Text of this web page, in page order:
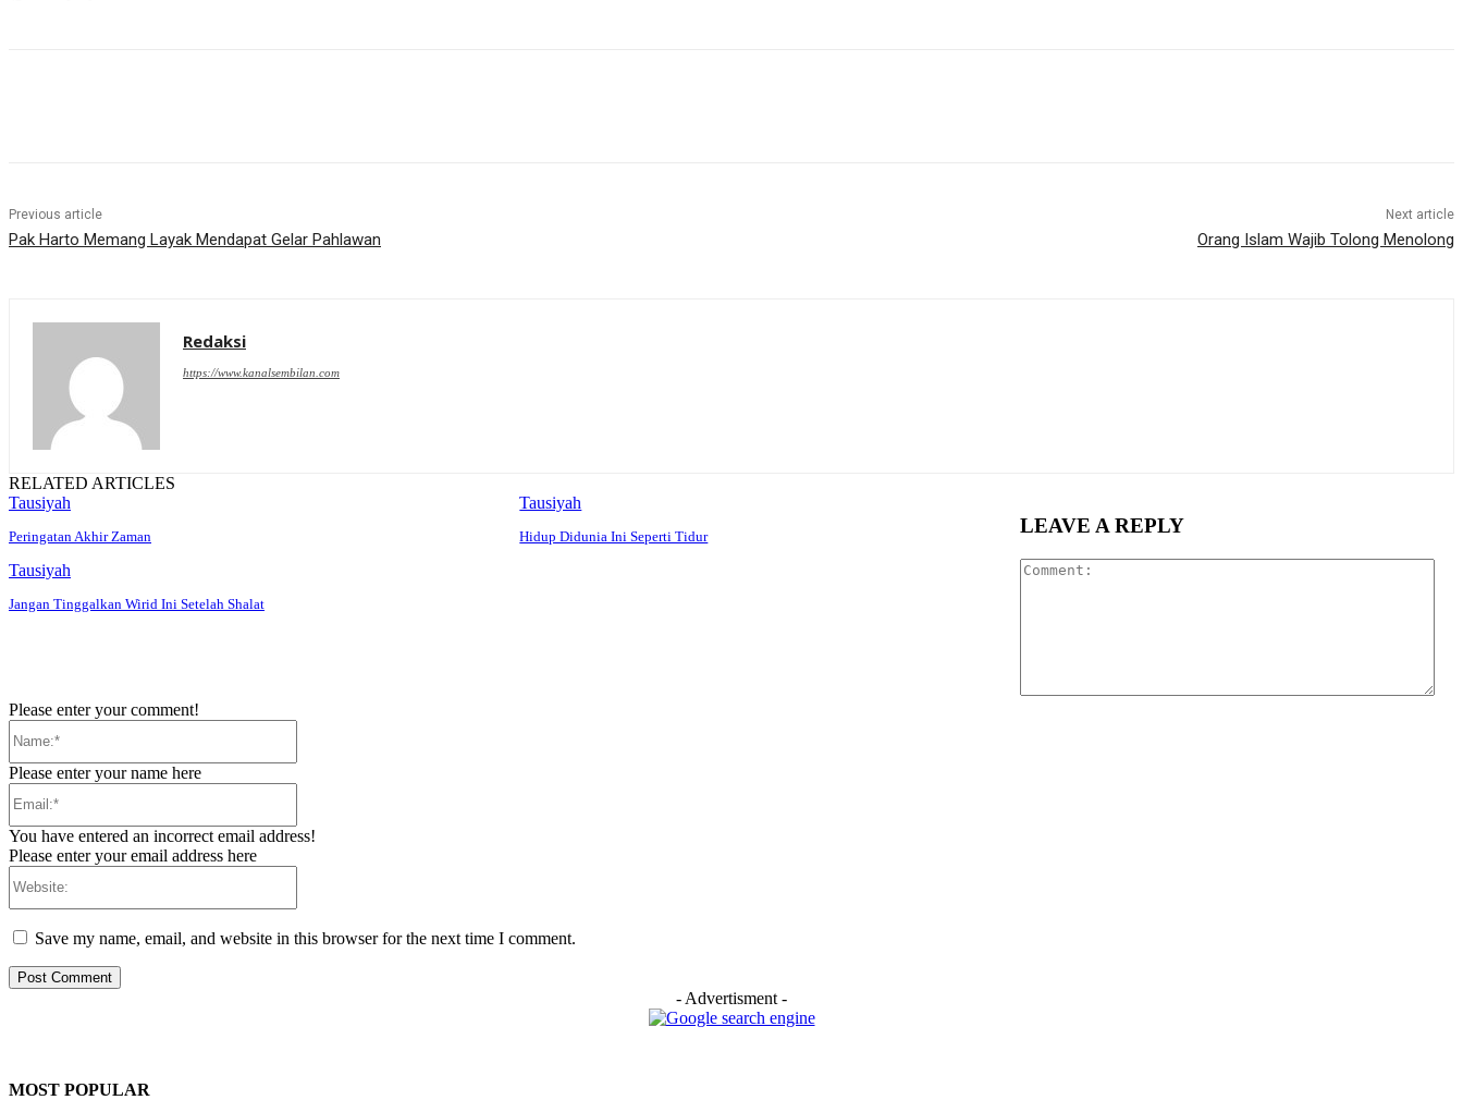
Previous article
Pak Harto Memang Layak Mendapat Gelar Pahlawan
Next article
Orang Islam Wajib Tolong Menolong
Redaksi
https://www.kanalsembilan.com
RELATED ARTICLES
Tausiyah
Peringatan Akhir Zaman
Tausiyah
Hidup Didunia Ini Seperti Tidur
Tausiyah
Jangan Tinggalkan Wirid Ini Setelah Shalat
LEAVE A REPLY
Please enter your comment!
Please enter your name here
You have entered an incorrect email address!
Please enter your email address here
Save my name, email, and website in this browser for the next time I comment.
- Advertisment -
MOST POPULAR